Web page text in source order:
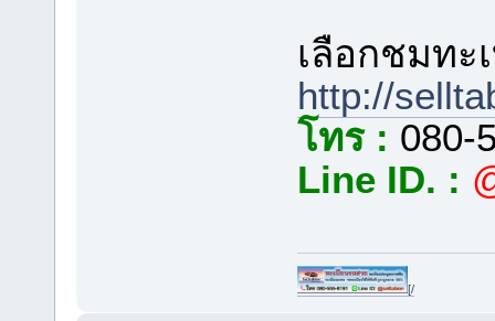
เลือกชมทะ
http://
โทร : 080-
Line ID. :
[/